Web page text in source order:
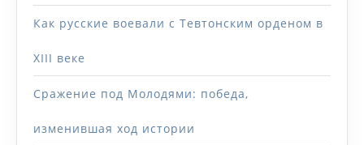
Как русские воевали с Тевтонским орденом в
XIII веке
Сражение под Молодями: победа,
изменившая ход истории